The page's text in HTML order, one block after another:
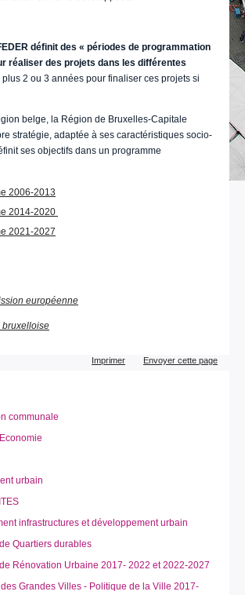
définit des « périodes de programmation
réaliser des projets dans les différentes
plus 2 ou 3 années pour finaliser ces projets si
belge, la Région de Bruxelles-Capitale
stratégie, adaptée à ses caractéristiques socio-
ses objectifs dans un programme
2006-2013
2014-2020
2021-2027
européenne
bruxelloise
Imprimer Envoyer cette page
communale
urbain
infrastructures et développement urbain
Quartiers durables
Rénovation Urbaine 2017- 2022 et 2022-2027
Grandes Villes - Politique de la Ville 2017-